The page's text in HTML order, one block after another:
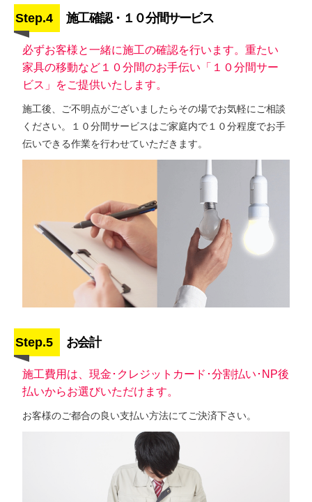
Step.4 施工確認・１０分間サービス
必ずお客様と一緒に施工の確認を行います。重たい
家具の移動など１０分間のお手伝い「１０分間サー
ビス」をご提供いたします。
施工後、ご不明点がございましたらその場でお気軽にご相談
ください。１０分間サービスはご家庭内で１０分程度でお手
伝いできる作業を行わせていただきます。
Step.5 お会計
施工費用は、現金･クレジットカード･分割払い･NP後
払いからお選びいただけます。
お客様のご都合の良い支払い方法にてご決済下さい。